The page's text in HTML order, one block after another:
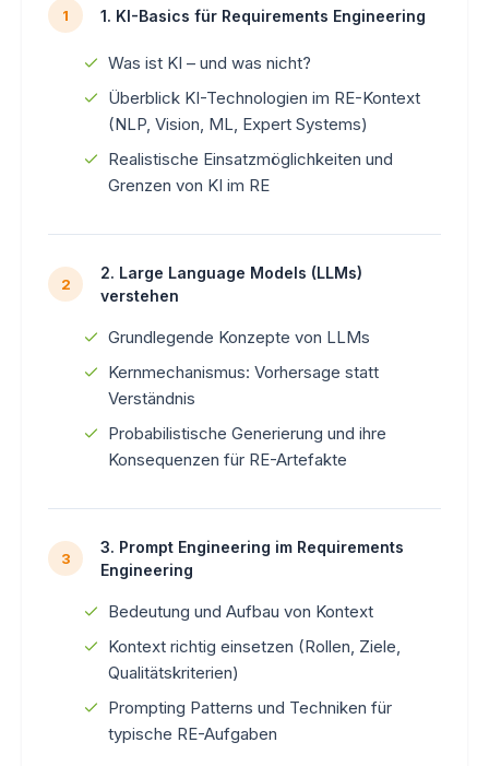
1 1. KI-Basics für Requirements Engineering
Was ist KI – und was nicht?
Überblick KI-Technologien im RE-Kontext
(NLP, Vision, ML, Expert Systems)
Realistische Einsatzmöglichkeiten und
Grenzen von KI im RE
2
2. Large Language Models (LLMs)
verstehen
Grundlegende Konzepte von LLMs
Kernmechanismus: Vorhersage statt
Verständnis
Probabilistische Generierung und ihre
Konsequenzen für RE-Artefakte
3
3. Prompt Engineering im Requirements
Engineering
Bedeutung und Aufbau von Kontext
Kontext richtig einsetzen (Rollen, Ziele,
Qualitätskriterien)
Prompting Patterns und Techniken für
typische RE-Aufgaben